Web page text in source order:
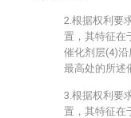
2.根据权利要
置，其特征在
催化剂层(4)
最高处的所述
3.根据权利要
置，其特征在